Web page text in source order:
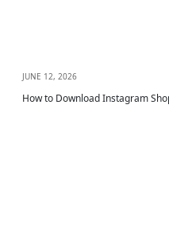
JUNE 12, 2026
How to Download Instagram